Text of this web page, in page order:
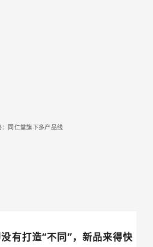
：同仁堂旗下多产品线
有打造“不同”，新品来得快